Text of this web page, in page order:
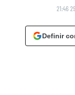
21:46
Definir